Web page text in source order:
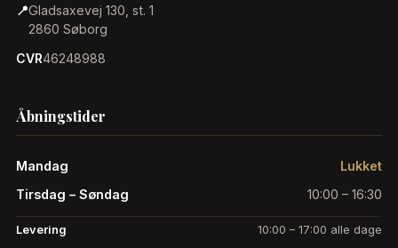
📍Gladsaxevej 130, st. 1
2860 Søborg
CVR46248988
Åbningstider
Mandag
Lukket
Tirsdag – Søndag
10:00 – 16:30
Levering 10:00 – 17:00 alle dage